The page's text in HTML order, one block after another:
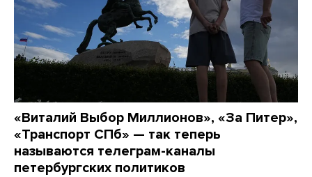
«Виталий Выбор Миллионов», «За Питер»,
«Транспорт СПб» — так теперь
называются телеграм-каналы
петербургских политиков